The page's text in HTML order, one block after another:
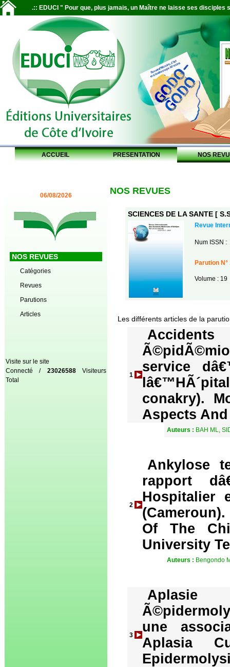
.:: EDUCI " Pour que, plus jamais, un Maître ne laisse ses disciples
ACCUEIL PRESENTATION NOS
06/08/2026
NOS REVUES
Catégories
Revues
Parutions
Articles
Visite sur le site
Connecté / 23026588Visiteurs
Total
NOS REVUES
SCIENCES DE LA SANTE [
Revue
Num ISSN :
Parution N°
Volume : 19
Les différents articles de la
1
service
conakry).
Aspects
Auteurs : BAH ML,
2
Ankylose
rapport
Hospitalier
Of The
University
Auteurs : Bengondo
3
Aplasie
une
Aplasia